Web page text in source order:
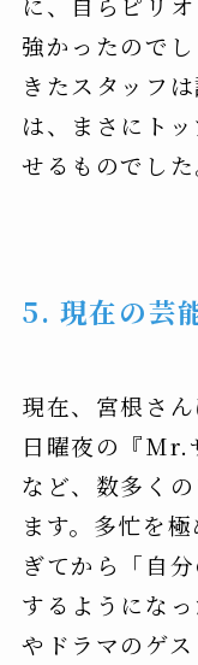
強かったので
きたスタッフ
は、まさにト
せるものでした
5. 現在の芸
現在、宮根さ
日曜夜の『Mr.
など、数多く
ます。多忙を
ぎてから「自
するようにな
やドラマのゲ